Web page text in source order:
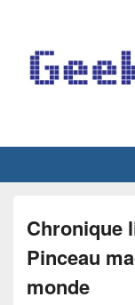
Chronique
Pinceau
monde